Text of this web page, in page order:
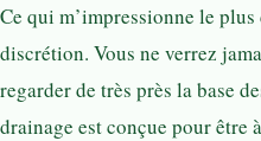
Ce qui m’impressionne le plus
discrétion. Vous ne verrez
regarder de très près la base
drainage est conçue pour être